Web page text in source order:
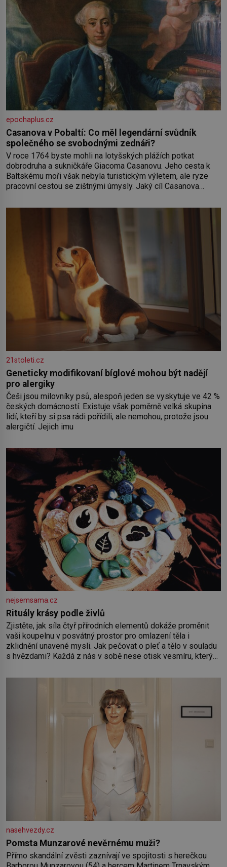
epochaplus.cz
Casanova v Pobaltí: Co měl legendární svůdník
společného se svobodnými zednáři?
V roce 1764 byste mohli na lotyšských plážích potkat
dobrodruha a sukničkáře Giacoma Casanovu. Jeho cesta k
Baltskému moři však nebyla turistickým výletem, ale ryze
pracovní cestou se zištnými úmysly. Jaký cíl Casanova
Rigy? Casanova v Pobaltí kontaktoval tamní zednářské lóže.
Nebyl v této oblasti žádným nováčkem, protože do
21stoleti.cz
Geneticky modifikovaní bíglové mohou být nadějí
pro alergiky
Češi jsou milovníky psů, alespoň jeden se vyskytuje ve 42 %
českých domácností. Existuje však poměrně velká skupina
lidí, kteří by si psa rádi pořídili, ale nemohou, protože jsou
alergičtí. Jejich imu
nejsemsama.cz
Rituály krásy podle živlů
Zjistěte, jak síla čtyř přírodních elementů dokáže proměnit
vaši koupelnu v posvátný prostor pro omlazení těla i
zklidnění unavené mysli. Jak pečovat o pleť a tělo v souladu
s hvězdami? Každá z nás v sobě nese otisk vesmíru, který
pokožky. Ohnivá znamení Ženy narozené ve znamení Berana,
nasehvezdy.cz
Pomsta Munzarové nevěrnému muži?
Přímo skandální zvěsti zaznívají ve spojitosti s herečkou